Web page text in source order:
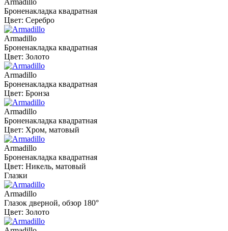
Броненакладка квадратная
Цвет: Серебро
Armadillo
Броненакладка квадратная
Цвет: Золото
Armadillo
Броненакладка квадратная
Цвет: Бронза
Armadillo
Броненакладка квадратная
Цвет: Хром, матовый
Armadillo
Броненакладка квадратная
Цвет: Никель, матовый
Глазки
Armadillo
Глазок дверной, обзор 180°
Цвет: Золото